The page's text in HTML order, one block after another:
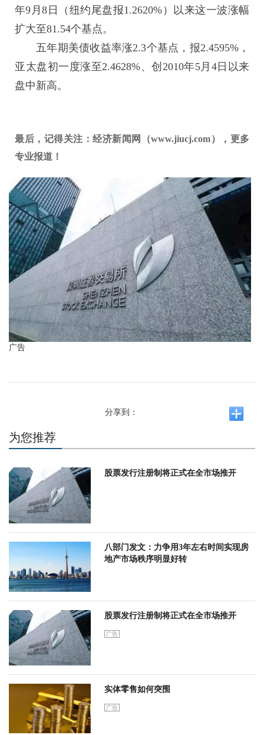
年9月8日（纽约尾盘报1.2620%）以来这一波涨幅
扩大至81.54个基点。
五年期美债收益率涨2.3个基点，报2.4595%，
亚太盘初一度涨至2.4628%、创2010年5月4日以来
盘中新高。
最后，记得关注：经济新闻网（www.jiucj.com），更多
专业报道！
广告
分享到：
为您推荐
股票发行注册制将正式在全市场推开
八部门发文：力争用3年左右时间实现房
地产市场秩序明显好转
股票发行注册制将正式在全市场推开
广告
实体零售如何突围
广告